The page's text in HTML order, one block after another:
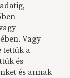
Vagy
tettük a
és
és annak